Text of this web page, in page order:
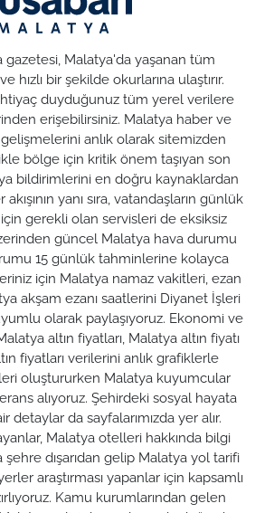
gazetesi, Malatya'da yaşanan tüm
hızlı bir şekilde okurlarına ulaştırır.
duyduğunuz tüm yerel verilere
erişebilirsiniz. Malatya haber ve
anlık olarak sitemizden
bölge için kritik önem taşıyan son
bildirimlerini en doğru kaynaklardan
akışının yanı sıra, vatandaşların günlük
için gerekli olan servisleri de eksiksiz
güncel Malatya hava durumu
15 günlük tahminlerine kolayca
için Malatya namaz vakitleri, ezan
akşam ezanı saatlerini Diyanet İşleri
olarak paylaşıyoruz. Ekonomi ve
altın fiyatları, Malatya altın fiyatı
fiyatları verilerini anlık grafiklerle
oluştururken Malatya kuyumcular
alıyoruz. Şehirdeki sosyal hayata
detaylar da sayfalarımızda yer alır.
Malatya otelleri hakkında bilgi
dışarıdan gelip Malatya yol tarifi
araştırması yapanlar için kapsamlı
Kamu kurumlarından gelen